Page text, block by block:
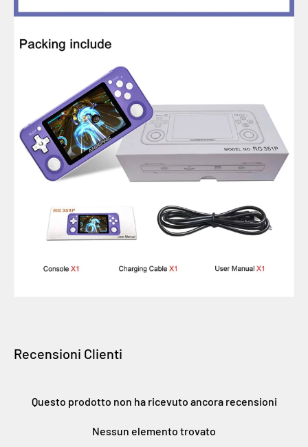
Recensioni Clienti
Questo prodotto non ha ricevuto ancora recensioni
Nessun elemento trovato